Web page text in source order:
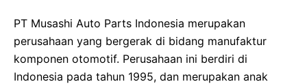
PT Musashi Auto Parts Indonesia merupakan
perusahaan yang bergerak di bidang manufaktur
komponen otomotif. Perusahaan ini berdiri di
Indonesia pada tahun 1995, dan merupakan anak